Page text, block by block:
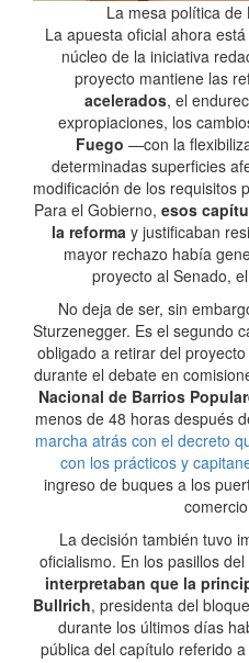
La mesa política de
La apuesta oficial ahora
núcleo de la iniciativa
proyecto mantiene las
acelerados, el
expropiaciones, los
Fuego —con la
determinadas superficies
modificación de los requisitos
Para el Gobierno, esos
la reforma y justificaban
mayor rechazo había
proyecto al Senado,
No deja de ser, sin
Sturzenegger. Es el segundo
obligado a retirar del
durante el debate en
Nacional de Barrios
menos de 48 horas después
marcha atrás con el decreto
con los prácticos y
ingreso de buques a los
La decisión también tuvo
oficialismo. En los pasillos del
interpretaban que la
Bullrich, presidenta del
durante los últimos días
pública del capítulo referido